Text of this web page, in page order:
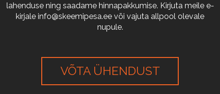
lahenduse ning saadame hinnapakkumise. Kirjuta meile e-
kirjale info@skeemipesa.ee või vajuta allpool olevale
nupule.
VÕTA ÜHENDUST